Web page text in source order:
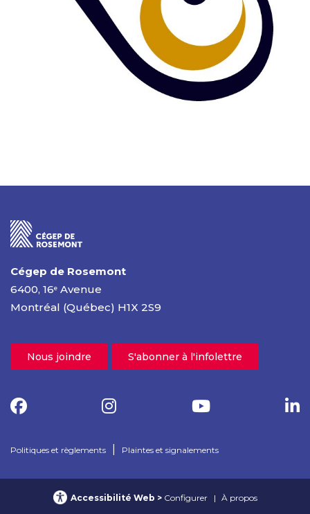
Cégep de Rosemont
6400, 16e Avenue
Montréal (Québec) H1X 2S9
Nous joindre S'abonner à l'infolettre
Politiques et règlements Plaintes et signalements
Accessibilité Web Configurer À propos